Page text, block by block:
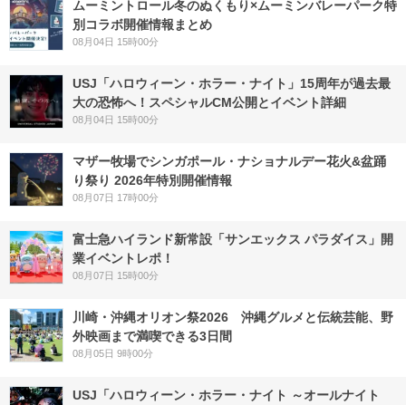
ムーミントロール冬のぬくもり×ムーミンバレーパーク特
別コラボ開催情報まとめ
08月04日 15時00分
USJ「ハロウィーン・ホラー・ナイト」15周年が過去最
大の恐怖へ！スペシャルCM公開とイベント詳細
08月04日 15時00分
マザー牧場でシンガポール・ナショナルデー花火&盆踊
り祭り 2026年特別開催情報
08月07日 17時00分
富士急ハイランド新常設「サンエックス パラダイス」開
業イベントレポ！
08月07日 15時00分
川崎・沖縄オリオン祭2026 沖縄グルメと伝統芸能、野
外映画まで満喫できる3日間
08月05日 9時00分
USJ「ハロウィーン・ホラー・ナイト ～オールナイト